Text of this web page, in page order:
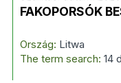
FAKOPORSÓK
Ország: Litwa
The term search: 14